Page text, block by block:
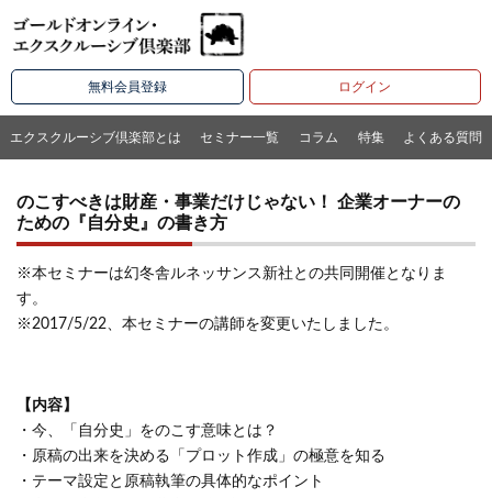
無料会員登録 ログイン
エクスクルーシブ倶楽部とは セミナー一覧 コラム 特集 よくある質問
のこすべきは財産・事業だけじゃない！ 企業オーナーの
ための『自分史』の書き方
※本セミナーは幻冬舎ルネッサンス新社との共同開催となりま
す。
※2017/5/22、本セミナーの講師を変更いたしました。
【内容】
・今、「自分史」をのこす意味とは？
・原稿の出来を決める「プロット作成」の極意を知る
・テーマ設定と原稿執筆の具体的なポイント